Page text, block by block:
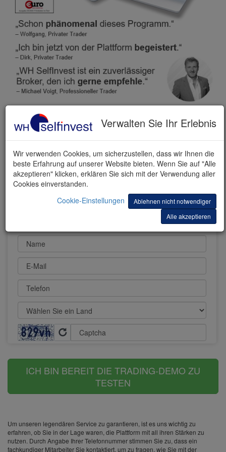
KOSTENLOSE DEMO
Name
E-Mail
Telefon
Captcha
ICH BIN BEREIT DIE TRADING-DEMO ZU
TESTEN
Um unseren legendären Service zu garantieren, ist es uns wichtig zu
erfahren, ob Sie in der Lage waren, die Plattform mit all ihren Stärken zu
nutzen. Durch Angabe Ihrer Telefonnummer stimmen Sie zu, dass ein
fachkundiger Mitarbeiter Sie kontaktiert, um zu fragen, wie Sie mit der
Verwalten Sie Ihr Erlebnis
Wir verwenden Cookies, um sicherzustellen, dass wir Ihnen die
beste Erfahrung auf unserer Website bieten. Wenn Sie auf "Alle
akzeptieren" klicken, erklären Sie sich mit der Verwendung aller
Cookies einverstanden.
Cookie-Einstellungen
Ablehnen nicht notwendiger
Alle akzeptieren